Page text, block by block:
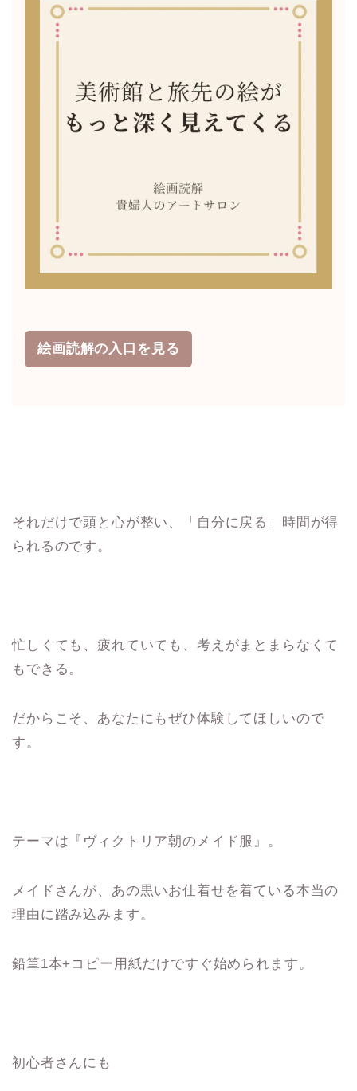
絵画読解の入口を見る
それだけで頭と心が整い、「自分に戻る」時間が得
られるのです。
忙しくても、疲れていても、考えがまとまらなくて
もできる。
だからこそ、あなたにもぜひ体験してほしいので
す。
テーマは『ヴィクトリア朝のメイド服』。
メイドさんが、あの黒いお仕着せを着ている本当の
理由に踏み込みます。
鉛筆1本+コピー用紙だけですぐ始められます。
初心者さんにも